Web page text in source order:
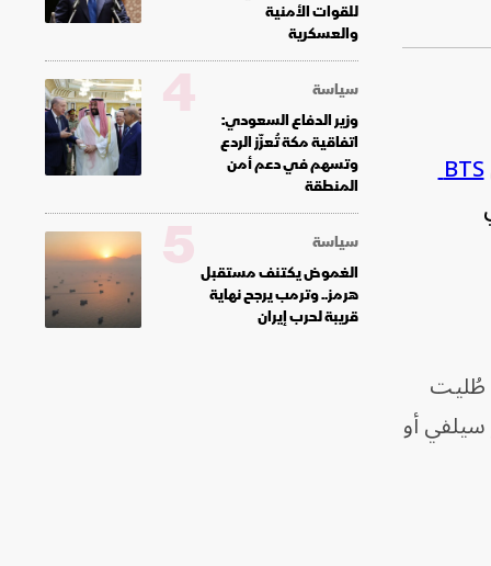
BTS
طُليت
سيلفي أو
للقوات الأمنية
والعسكرية
سياسة
وزير الدفاع السعودي:
اتفاقية مكة تُعزّز الردع
وتسهم في دعم أمن
المنطقة
4
سياسة
الغموض يكتنف مستقبل
هرمز.. وترمب يرجح نهاية
قريبة لحرب إيران
5